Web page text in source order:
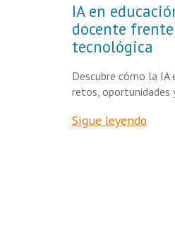
IA en
docente
tecnológica
Descubre cómo la
retos, oportunidades
Sigue leyendo